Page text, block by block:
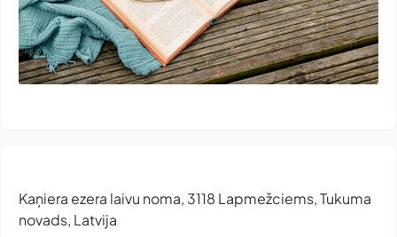
Kaņiera ezera laivu noma, 3118 Lapmežciems, Tukuma
novads, Latvija